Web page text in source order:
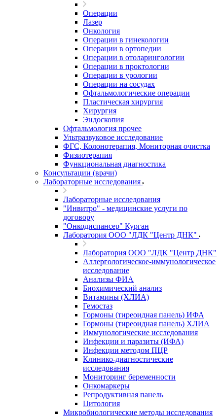
Операции
Лазер
Онкология
Операции в гинекологии
Операции в ортопедии
Операции в отоларингологии
Операции в проктологии
Операции в урологии
Операции на сосудах
Офтальмологические операции
Пластическая хирургия
Хирургия
Эндоскопия
Офтальмология прочее
Ультразвуковое исследование
ФГС, Колонотерапия, Мониторная очистка
Физиотерапия
Функциональная диагностика
Консультации (врачи)
Лабораторные исследования
Лабораторные исследования
"Инвитро" - медицинские услуги по
договору
"Онкодиспансер" Курган
Лаборатория ООО "ЛДК "Центр ДНК"
Лаборатория ООО "ЛДК "Центр ДНК"
Аллергологическое-иммунологическое
исследование
Анализы ФИА
Биохимический анализ
Витамины (ХЛИА)
Гемостаз
Гормоны (тиреоидная панель) ИФА
Гормоны (тиреоидная панель) ХЛИА
Иммунологические исследования
Инфекции и паразиты (ИФА)
Инфекции методом ПЦР
Клинико-диагностические
исследования
Мониторинг беременности
Онкомаркеры
Репродуктивная панель
Цитология
Микробиологические методы исследования